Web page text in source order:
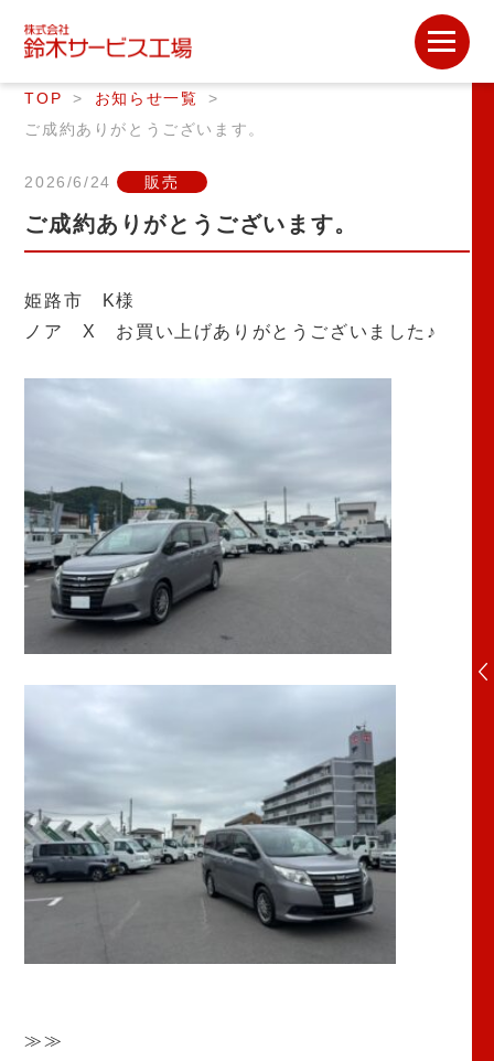
TOP
お知らせ一覧
ご成約ありがとうございます。
2026/6/24 販売
ご成約ありがとうございます。
姫路市 K様
ノア X お買い上げありがとうございました♪
≫≫